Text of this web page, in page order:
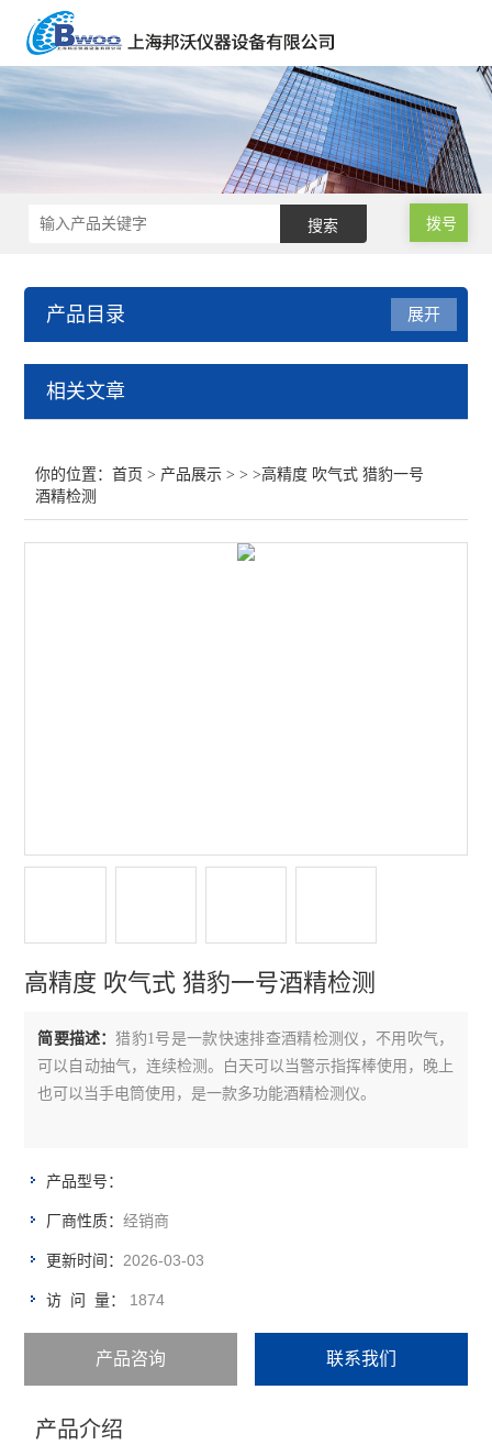
拨号
产品目录
声级计/噪音计/振动测试仪
积分声级计
多功能声级计
多通道噪声测量系统
水质多参数测定仪
消解器
比色计
展开
相关文章
你的位置：首页 > 产品展示 > > >高精度 吹气式 猎豹一号
酒精检测
高精度 吹气式 猎豹一号酒精检测
简要描述：猎豹1号是一款快速排查酒精检测仪，不用吹气，
可以自动抽气，连续检测。白天可以当警示指挥棒使用，晚上
也可以当手电筒使用，是一款多功能酒精检测仪。
产品型号：
厂商性质：经销商
更新时间：2026-03-03
访 问 量： 1874
产品咨询 联系我们
产品介绍